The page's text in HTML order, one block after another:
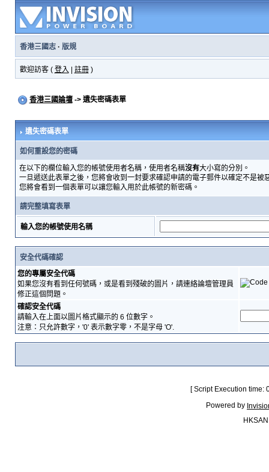
香港三國志· 版規
歡迎訪客 ( 登入 註冊)
香港三國論壇-> 遺失密碼表單
遺失密碼表單
如何重設您的密碼
在以下的欄位輸入您的帳號使用者名稱，使用者名稱沒有大小寫的分別。
一旦遞送此表單之後，您將會收到一封要求確認申請的電子郵件以確定不是
您將會看到一個表單可以讓您輸入用於此帳號的新密碼。
請完整填寫表單
輸入您的帳號使用名稱
安全代碼確認
您的專屬安全代碼
如果您沒有看到任何號碼，或是看到殘破的圖片，請連絡論壇管理員
修正這個問題。
確認安全代碼
請輸入在上面以圖片格式顯示的 6 位數字。
注意：只允許數字，'0' 表示數字零，不是字母 'O'.
[ Script Execution
Powered by